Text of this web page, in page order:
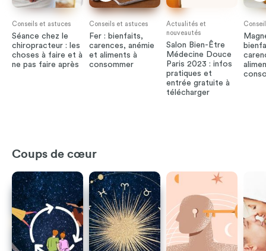
Conseils et astuces
Séance chez le
chiropracteur : les
choses à faire et à
ne pas faire après
Conseils et astuces
Fer : bienfaits,
carences, anémie
et aliments à
consommer
Actualités et
nouveautés
Salon Bien-Être
Médecine Douce
Paris 2023 : infos
pratiques et
entrée gratuite à
télécharger
Coups de cœur